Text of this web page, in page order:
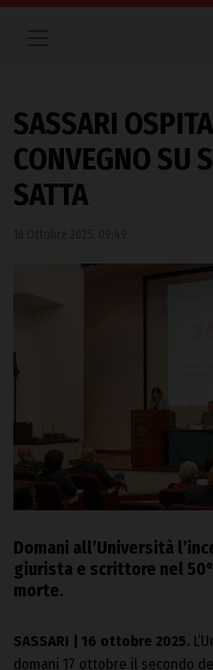
SASSARI
CONVEGNO SU
SATTA
Domani all’Università
giurista e scrittore nel
morte.
SASSARI | 16 ottobre 2025.
domani 17 ottobre il secondo